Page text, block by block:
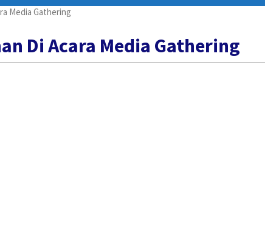
Media Gathering
Di Acara Media Gathering